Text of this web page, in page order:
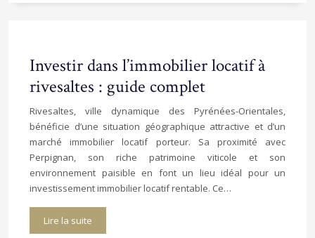
Investir dans l’immobilier locatif à
rivesaltes : guide complet
Rivesaltes, ville dynamique des Pyrénées-Orientales,
bénéficie d’une situation géographique attractive et d’un
marché immobilier locatif porteur. Sa proximité avec
Perpignan, son riche patrimoine viticole et son
environnement paisible en font un lieu idéal pour un
investissement immobilier locatif rentable. Ce…
Lire la suite